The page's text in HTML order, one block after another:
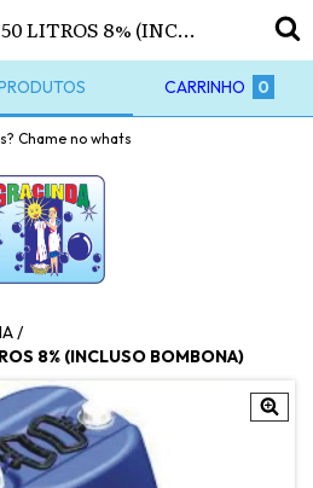
CLORO BOMBONA 50 LITROS 8% (INCLUSO BOMBONA)
CARRINHO 0
Chame no whats
/
8% (INCLUSO BOMBONA)